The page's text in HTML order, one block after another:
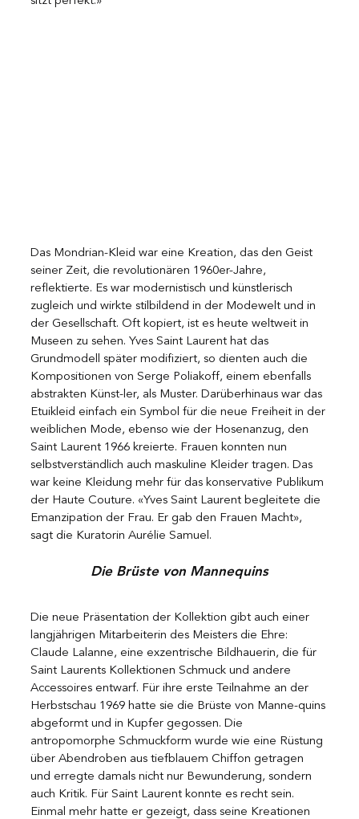
Das Mondrian-Kleid war eine Kreation, das den Geist
seiner Zeit, die revolutionären 1960er-Jahre,
reflektierte. Es war modernistisch und künstlerisch
zugleich und wirkte stilbildend in der Modewelt und in
der Gesellschaft. Oft kopiert, ist es heute weltweit in
Museen zu sehen. Yves Saint Laurent hat das
Grundmodell später modifiziert, so dienten auch die
Kompositionen von Serge Poliakoff, einem ebenfalls
abstrakten Künst-ler, als Muster. Darüberhinaus war das
Etuikleid einfach ein Symbol für die neue Freiheit in der
weiblichen Mode, ebenso wie der Hosenanzug, den
Saint Laurent 1966 kreierte. Frauen konnten nun
selbstverständlich auch maskuline Kleider tragen. Das
war keine Kleidung mehr für das konservative Publikum
der Haute Couture. «Yves Saint Laurent begleitete die
Emanzipation der Frau. Er gab den Frauen Macht»,
sagt die Kuratorin Aurélie Samuel.
Die Brüste von Mannequins
Die neue Präsentation der Kollektion gibt auch einer
langjährigen Mitarbeiterin des Meisters die Ehre:
Claude Lalanne, eine exzentrische Bildhauerin, die für
Saint Laurents Kollektionen Schmuck und andere
Accessoires entwarf. Für ihre erste Teilnahme an der
Herbstschau 1969 hatte sie die Brüste von Manne-quins
abgeformt und in Kupfer gegossen. Die
antropomorphe Schmuckform wurde wie eine Rüstung
über Abendroben aus tiefblauem Chiffon getragen
und erregte damals nicht nur Bewunderung, sondern
auch Kritik. Für Saint Laurent konnte es recht sein.
Einmal mehr hatte er gezeigt, dass seine Kreationen